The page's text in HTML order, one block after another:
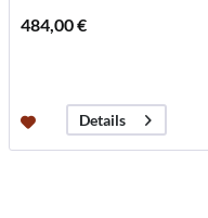
484,00 €
Details